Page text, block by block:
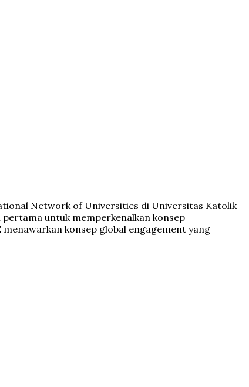
Network of Universities di Universitas Katolik
untuk memperkenalkan konsep
konsep global engagement yang